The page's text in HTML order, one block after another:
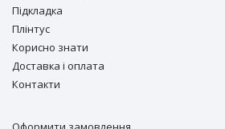
Підкладка
Плінтус
Корисно знати
Доставка і оплата
Контакти